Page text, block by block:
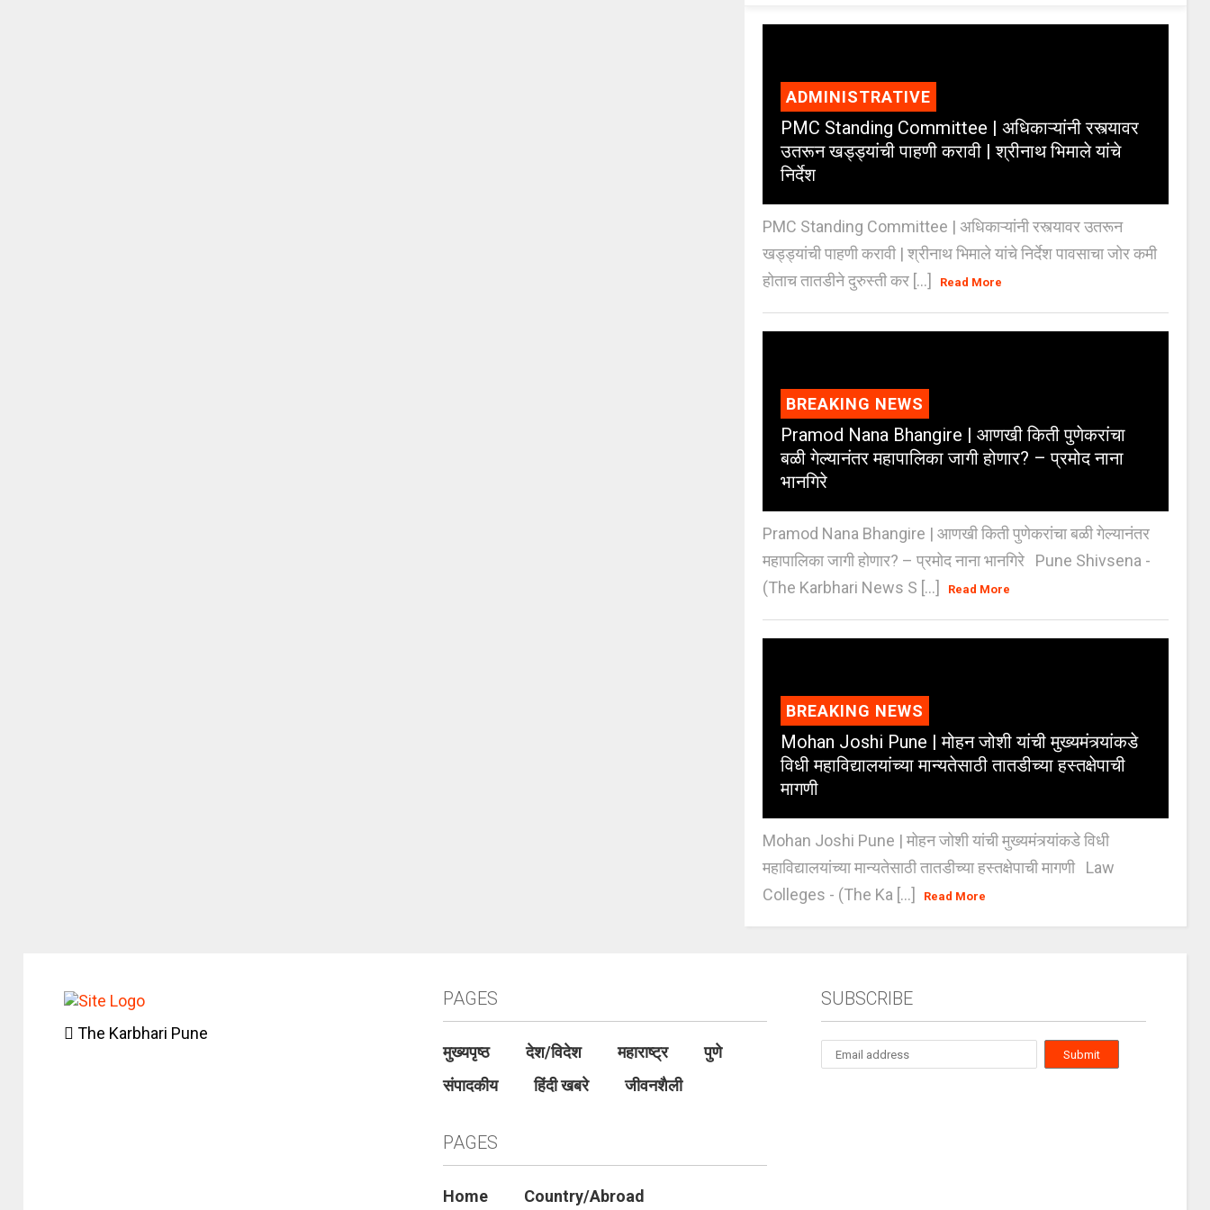
ADMINISTRATIVE
PMC Standing Committee | अधिकाऱ्यांनी रस्त्यावर
उतरून खड्ड्यांची पाहणी करावी | श्रीनाथ भिमाले यांचे
निर्देश
PMC Standing Committee | अधिकाऱ्यांनी रस्त्यावर उतरून
खड्ड्यांची पाहणी करावी | श्रीनाथ भिमाले यांचे निर्देश पावसाचा जोर कमी
होताच तातडीने दुरुस्ती कर [...]
Read More
BREAKING NEWS
Pramod Nana Bhangire | आणखी किती पुणेकरांचा
बळी गेल्यानंतर महापालिका जागी होणार? – प्रमोद नाना
भानगिरे
Pramod Nana Bhangire | आणखी किती पुणेकरांचा बळी गेल्यानंतर
महापालिका जागी होणार? – प्रमोद नाना भानगिरे Pune Shivsena -
(The Karbhari News S [...]
Read More
BREAKING NEWS
Mohan Joshi Pune | मोहन जोशी यांची मुख्यमंत्र्यांकडे
विधी महाविद्यालयांच्या मान्यतेसाठी तातडीच्या हस्तक्षेपाची
मागणी
Mohan Joshi Pune | मोहन जोशी यांची मुख्यमंत्र्यांकडे विधी
महाविद्यालयांच्या मान्यतेसाठी तातडीच्या हस्तक्षेपाची मागणी Law
Colleges - (The Ka [...]
Read More
The Karbhari Pune
PAGES
मुख्यपृष्ठ देश/विदेश महाराष्ट्र
पुणे
संपादकीय
हिंदी खबरे जीवनशैली
PAGES
Home Country/Abroad
SUBSCRIBE